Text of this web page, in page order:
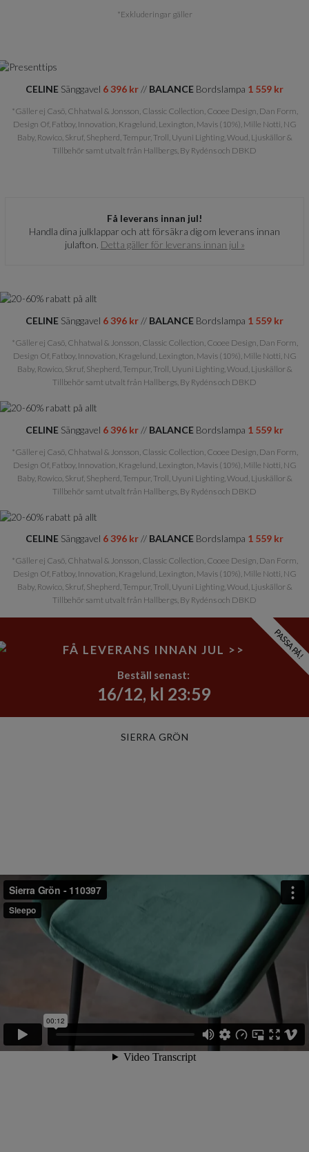
*Exkluderingar gäller
CELINE Sänggavel 6 396 kr // BALANCE Bordslampa 1 559 kr
*Gäller ej Casö, Chhatwal & Jonsson, Classic Collection, Cooee Design, Dan Form,
Design Of, Fatboy, Innovation, Kragelund, Lexington, Mavis (10%), Mille Notti, NG
Baby, Rowico, Skruf, Shepherd, Tempur, Troll, Uyuni Lighting, Woud, Ljuskällor &
Tillbehör samt utvalt från Hallbergs, By Rydéns och DBKD
Få leverans innan jul!
Handla dina julklappar och att försäkra dig om leverans innan
julafton. Detta gäller för leverans innan jul »
CELINE Sänggavel 6 396 kr // BALANCE Bordslampa 1 559 kr
*Gäller ej Casö, Chhatwal & Jonsson, Classic Collection, Cooee Design, Dan Form,
Design Of, Fatboy, Innovation, Kragelund, Lexington, Mavis (10%), Mille Notti, NG
Baby, Rowico, Skruf, Shepherd, Tempur, Troll, Uyuni Lighting, Woud, Ljuskällor &
Tillbehör samt utvalt från Hallbergs, By Rydéns och DBKD
CELINE Sänggavel 6 396 kr // BALANCE Bordslampa 1 559 kr
*Gäller ej Casö, Chhatwal & Jonsson, Classic Collection, Cooee Design, Dan Form,
Design Of, Fatboy, Innovation, Kragelund, Lexington, Mavis (10%), Mille Notti, NG
Baby, Rowico, Skruf, Shepherd, Tempur, Troll, Uyuni Lighting, Woud, Ljuskällor &
Tillbehör samt utvalt från Hallbergs, By Rydéns och DBKD
CELINE Sänggavel 6 396 kr // BALANCE Bordslampa 1 559 kr
*Gäller ej Casö, Chhatwal & Jonsson, Classic Collection, Cooee Design, Dan Form,
Design Of, Fatboy, Innovation, Kragelund, Lexington, Mavis (10%), Mille Notti, NG
Baby, Rowico, Skruf, Shepherd, Tempur, Troll, Uyuni Lighting, Woud, Ljuskällor &
Tillbehör samt utvalt från Hallbergs, By Rydéns och DBKD
PASSA PÅ!
FÅ LEVERANS INNAN JUL >>
Beställ senast:
16/12, kl 23:59
SIERRA GRÖN